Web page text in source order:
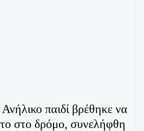
παιδί βρέθηκε να
στο δρόμο, συνελήφθη